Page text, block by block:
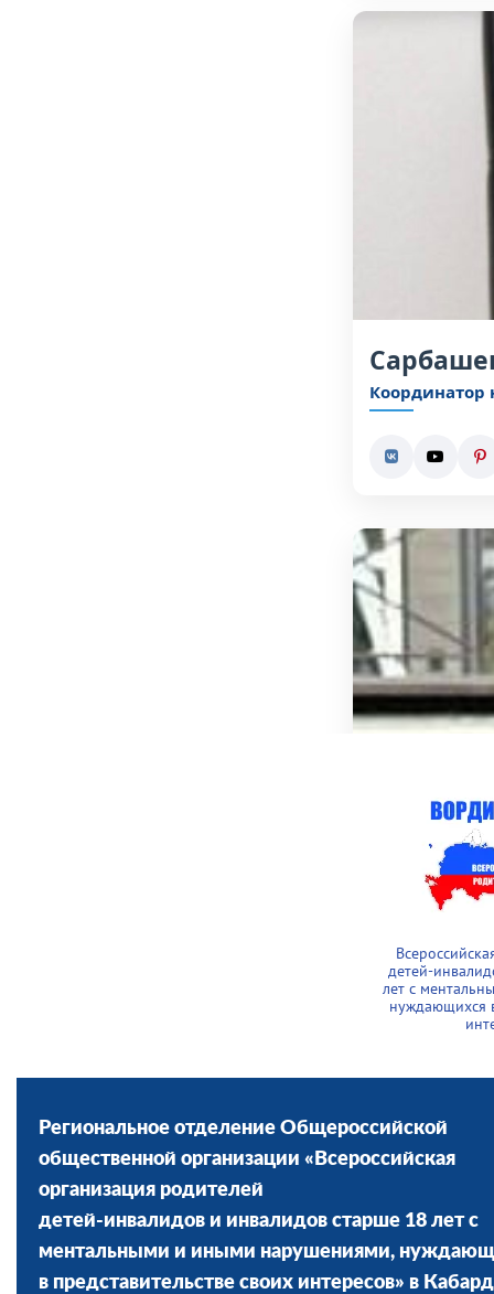
Координатор
Участвует в
детей-
лет с
нуждающихся
Региональное отделение Общероссийской
общественной организации «Всероссийская
организация родителей
детей-инвалидов и инвалидов старше 18 лет с
ментальными и иными нарушениями,
в представительстве своих интересов» в